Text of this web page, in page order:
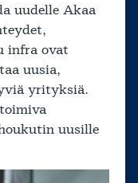
uudelle Akaa
infra ovat
uusia,
yrityksiä.
uusille